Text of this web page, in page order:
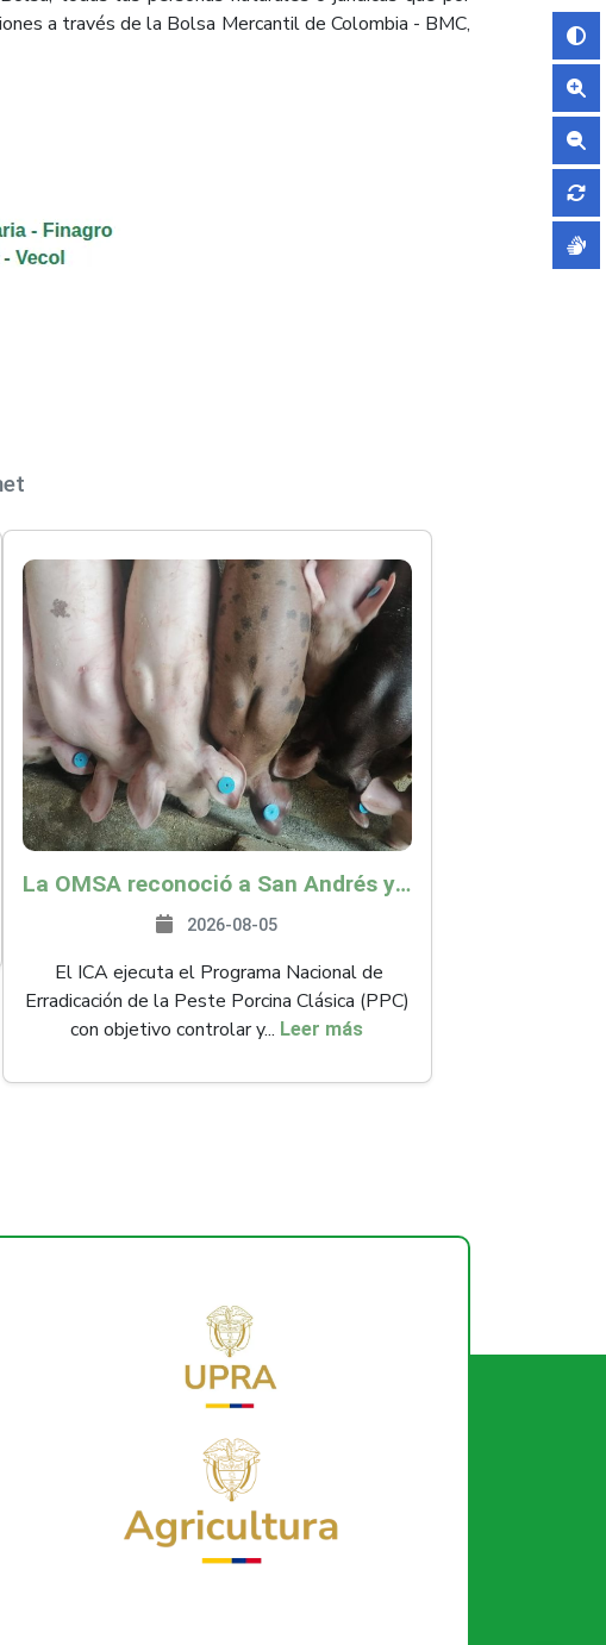
a través de la Bolsa Mercantil de Colombia - BMC,
La OMSA reconoció a San Andrés y Providencia como zona libre de Peste Porcina Clásica (PPC)
2026-08-05
El ICA ejecuta el Programa Nacional de
Erradicación de la Peste Porcina Clásica (PPC)
con objetivo controlar y... Leer más